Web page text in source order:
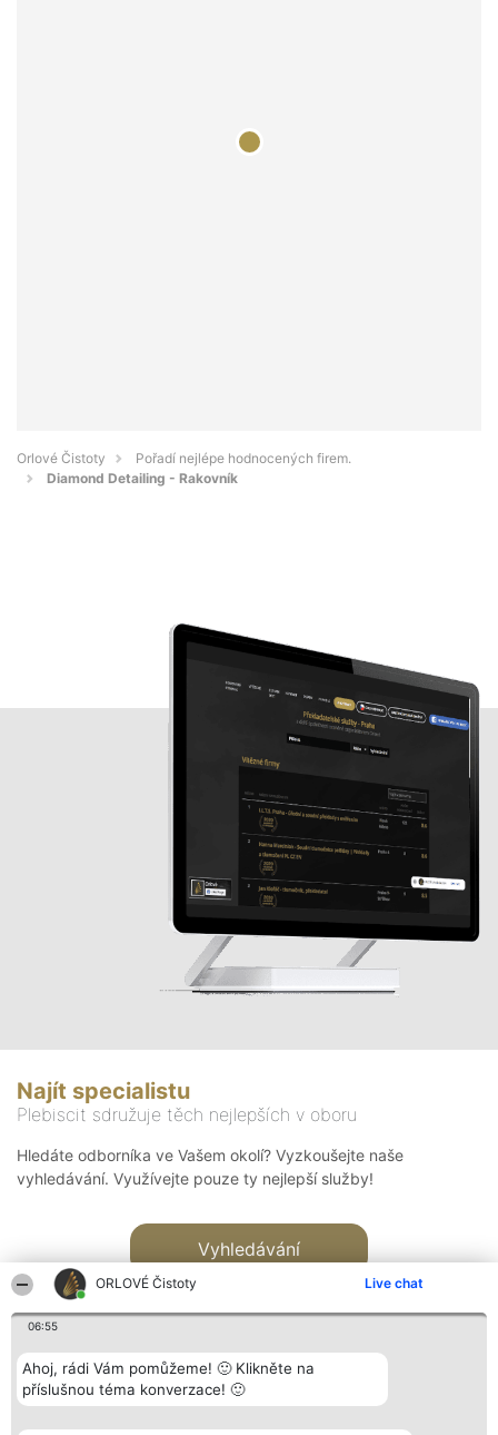
ORLOVÉ Čistoty Live chat
06:55
Ahoj, rádi Vám pomůžeme! 🙂 Klikněte na
příslušnou téma konverzace! 🙂
Orlové Čistoty
Pořadí nejlépe hodnocených firem.
Diamond Detailing - Rakovník
Najít specialistu
Plebiscit sdružuje těch nejlepších v oboru
Hledáte odborníka ve Vašem okolí? Vyzkoušejte naše
vyhledávání. Využívejte pouze ty nejlepší služby!
Vyhledávání
Bright Side Solutions sp. z o. Vítězové Kontakt